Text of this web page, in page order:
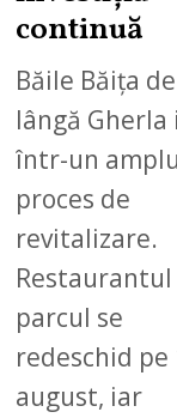
continuă
Băile Băița de
lângă
într-un amplu
proces de
revitalizare.
Restaurantul
parcul se
redeschid pe
august, iar